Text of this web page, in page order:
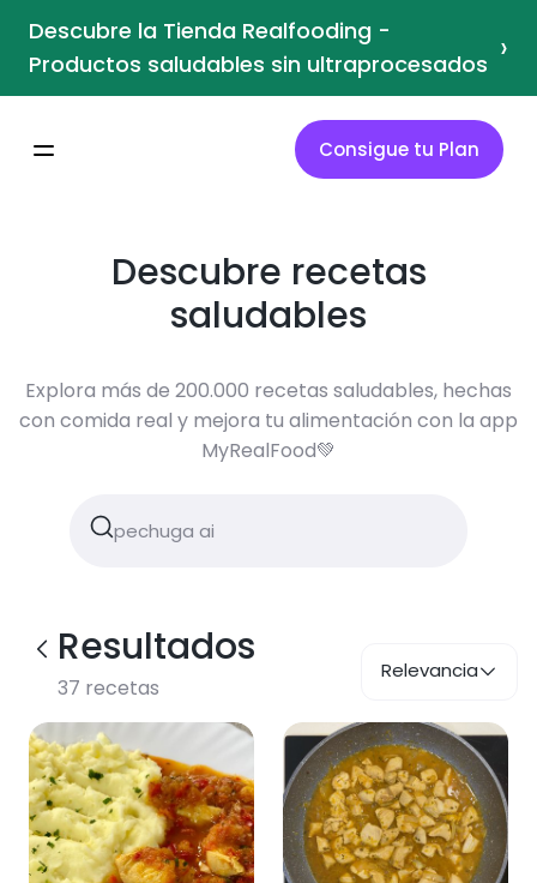
Descubre la Tienda Realfooding -
Productos saludables sin ultraprocesados ›
Consigue tu Plan
Descubre recetas
saludables
Explora más de 200.000 recetas saludables, hechas
con comida real y mejora tu alimentación con la app
MyRealFood💚
Resultados
37 recetas
Relevancia